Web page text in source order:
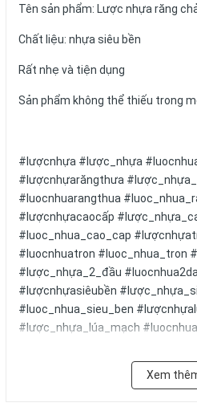
Tên sản phẩm: Lược nhựa răng
Chất liệu: nhựa siêu bền
Rất nhẹ và tiện dụng
Sản phẩm không thể thiếu trong
#lượcnhựa #lược_nhựa
#lượcnhựarăngthưa
#luocnhuarangthua
#lượcnhựacaocấp
#luoc_nhua_cao_cap
#luocnhuatron #luoc_nhua_tron
#lược_nhựa_2_đầu
#lượcnhựasiêubền
#luoc_nhua_sieu_ben
#lược_nhựa_lúa_mạch
#lược_nhựa_răng_dày
#luoc_nhua_rang_day
Xem